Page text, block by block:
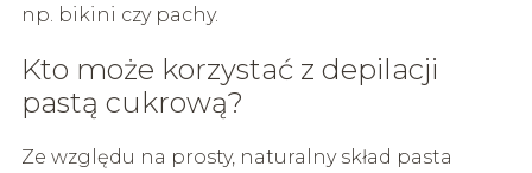
np. bikini czy pachy.
Kto może korzystać z depilacji
pastą cukrową?
Ze względu na prosty, naturalny skład pasta